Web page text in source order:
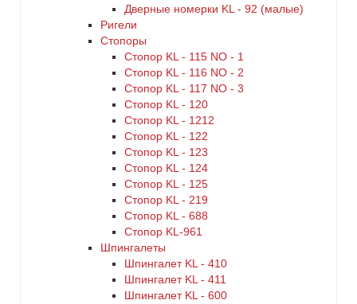
Дверные номерки KL - 92 (малые)
Ригели
Стопоры
Стопор KL - 115 NO - 1
Стопор KL - 116 NO - 2
Стопор KL - 117 NO - 3
Стопор KL - 120
Стопор KL - 1212
Стопор KL - 122
Стопор KL - 123
Стопор KL - 124
Стопор KL - 125
Стопор KL - 219
Стопор KL - 688
Стопор KL-961
Шпингалеты
Шпингалет KL - 410
Шпингалет KL - 411
Шпингалет KL - 600